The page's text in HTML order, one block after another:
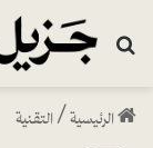
بحث عن
الرئيسية/التقنية